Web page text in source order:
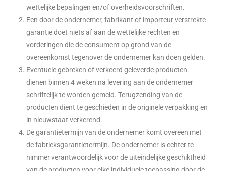
wettelijke bepalingen en/of overheidsvoorschriften.
Een door de ondernemer, fabrikant of importeur verstrekte
garantie doet niets af aan de wettelijke rechten en
vorderingen die de consument op grond van de
overeenkomst tegenover de ondernemer kan doen gelden.
Eventuele gebreken of verkeerd geleverde producten
dienen binnen 4 weken na levering aan de ondernemer
schriftelijk te worden gemeld. Terugzending van de
producten dient te geschieden in de originele verpakking en
in nieuwstaat verkerend.
De garantietermijn van de ondernemer komt overeen met
de fabrieksgarantietermijn. De ondernemer is echter te
nimmer verantwoordelijk voor de uiteindelijke geschiktheid